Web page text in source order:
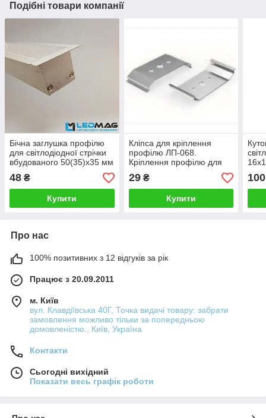
Подібні товари компанії
Бічна заглушка профілю
для світлодіодної стрічки
вбудованого 50(35)х35 мм
48 ₴
Купити
Кліпса для кріплення
профілю ЛП-068.
Кріплення профілю для
Кріпильна скоба.
29₴
Купити
100
Про нас
100% позитивних з 12 відгуків за рік
Працює з 20.09.2011
м. Київ
вул. Клавдіївська 40Г, Точка видачі товару: забрати
замовлення можливо тільки за попередньою
домовленістю., Київ, Україна
Контакти
Сьогодні вихідний
Показати весь графік роботи